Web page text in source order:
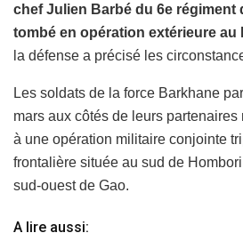
chef Julien Barbé du 6e régiment
tombé en opération extérieure au
la défense a précisé les
Les soldats de la force Barkhane
mars aux côtés de leurs
à une opération militaire conjointe
frontalière située au sud de
sud-ouest de Gao.
A lire aussi: